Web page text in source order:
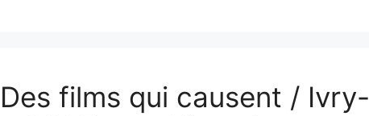
films qui causent / Ivry-